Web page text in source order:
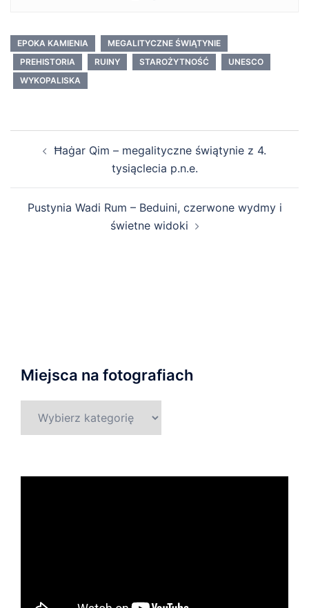
EPOKA KAMIENIA
MEGALITYCZNE ŚWIĄTYNIE
PREHISTORIA
RUINY STAROŻYTNOŚĆ
UNESCO
WYKOPALISKA
wpisyĦaġar Qim – megalityczne świątynie z 4.
tysiąclecia p.n.e.
Pustynia Wadi Rum – Beduini, czerwone wydmy i
świetne widoki
Miejsca na fotografiach